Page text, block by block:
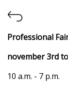
Professional
november 3rd
10 a.m. - 7 p.m.